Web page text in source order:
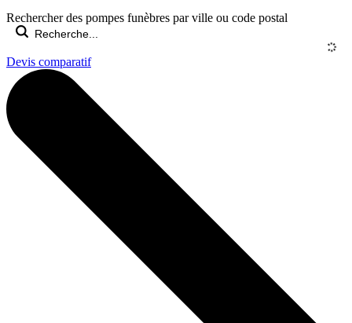
Rechercher des pompes funèbres par ville ou code postal
Devis comparatif